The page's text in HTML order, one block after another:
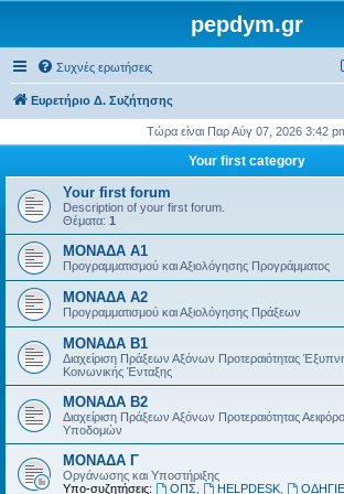
pepdym.gr
Συχνές ερωτήσεις
Ευρετήριο Δ. Συζήτησης
Τώρα είναι Παρ Αύγ 07, 2026 3:42
Your first category
Your first forum
Description of your first forum.
Θέματα: 1
ΜΟΝΑΔΑ Α1
Προγραμματισμού και Αξιολόγησης Προγράμματος
ΜΟΝΑΔΑ Α2
Προγραμματισμού και Αξιολόγησης Πράξεων
ΜΟΝΑΔΑ Β1
Διαχείριση Πράξεων Αξόνων Προτεραιότητας
Κοινωνικής Ένταξης
ΜΟΝΑΔΑ Β2
Διαχείριση Πράξεων Αξόνων Προτεραιότητας
Υποδομών
ΜΟΝΑΔΑ Γ
Οργάνωσης και Υποστήριξης
Υπο-συζητήσεις:
ΟΠΣ HELPDESK,